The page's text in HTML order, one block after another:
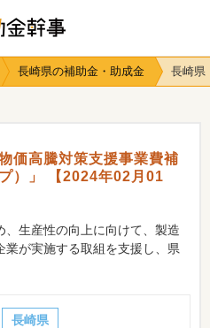
長崎県の補助金・助成金 長崎県
価高騰対策支援事業費補
）」 【2024年02月01
生産性の向上に向けて、製造
が実施する取組を支援し、県
長崎県